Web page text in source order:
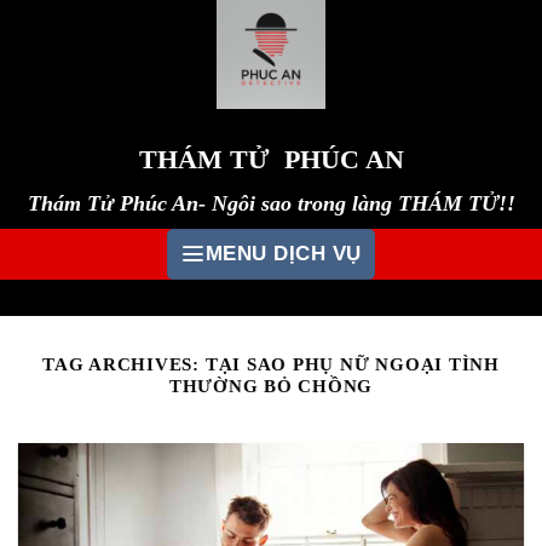
THÁM TỬ PHÚC AN
Thám Tử Phúc An- Ngôi sao trong làng THÁM TỬ!!
MENU DỊCH VỤ
TAG ARCHIVES: TẠI SAO PHỤ NỮ NGOẠI TÌNH
THƯỜNG BỎ CHỒNG